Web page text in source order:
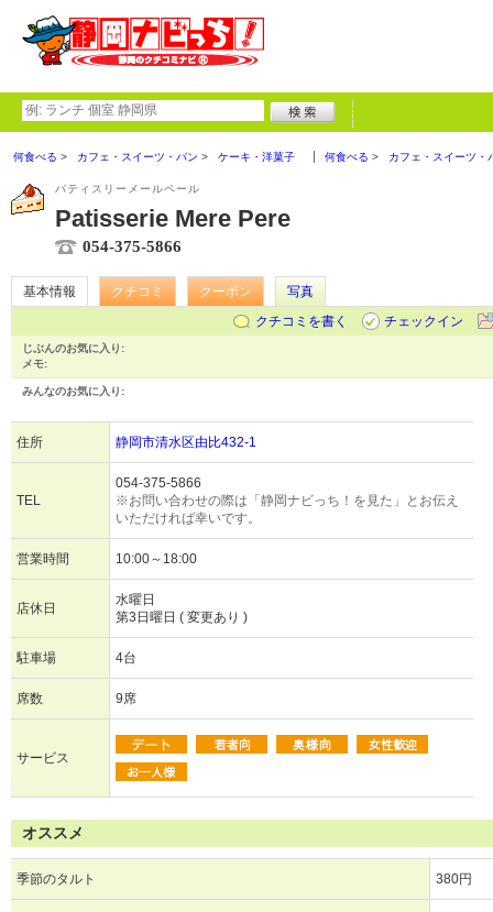
何食べる カフェ・スイーツ・パン ケーキ・洋菓子 何食べる カフェ・スイーツ・
パティスリーメールペール
Patisserie Mere Pere
054-375-5866
基本情報 クチコミ クーポン
写真
クチコミを書く
チェックイン
じぶんのお気に入り:
メモ:
みんなのお気に入り:
住所 静岡市清水区由比432-1
TEL
054-375-5866
※お問い合わせの際は「静岡ナビっち！を見た」とお伝え
いただければ幸いです。
営業時間 10:00～18:00
店休日
水曜日
第3日曜日 ( 変更あり )
駐車場 4台
席数 9席
サービス
オススメ
季節のタルト 380円